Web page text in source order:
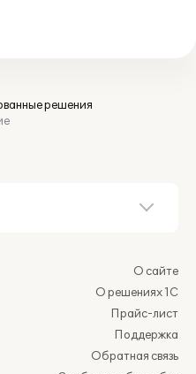
решения
О сайте
О решениях 1С
Прайс-лист
Поддержка
Обратная связь